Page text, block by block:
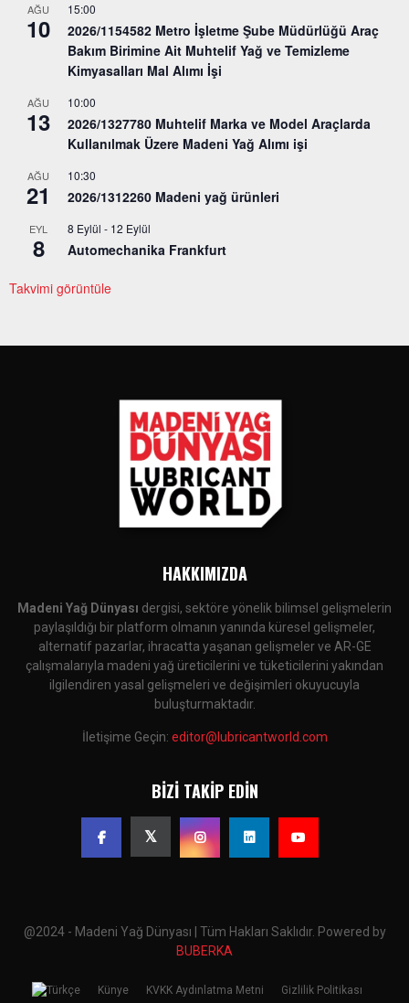
AĞU
10
15:00
2026/1154582 Metro İşletme Şube Müdürlüğü Araç
Bakım Birimine Ait Muhtelif Yağ ve Temizleme
Kimyasalları Mal Alımı İşi
AĞU
13
10:00
2026/1327780 Muhtelif Marka ve Model Araçlarda
Kullanılmak Üzere Madeni Yağ Alımı işi
AĞU
21
10:30
2026/1312260 Madeni yağ ürünleri
EYL
8
8 Eylül - 12 Eylül
Automechanika Frankfurt
Takvimi görüntüle
HAKKIMIZDA
Madeni Yağ Dünyası dergisi, sektöre yönelik bilimsel gelişmelerin
paylaşıldığı bir platform olmanın yanında küresel gelişmeler,
alternatif pazarlar, ihracatta yaşanan gelişmeler ve AR-GE
çalışmalarıyla madeni yağ üreticilerini ve tüketicilerini yakından
ilgilendiren yasal gelişmeleri ve değişimleri okuyucuyla
buluşturmaktadır.
İletişime Geçin: editor@lubricantworld.com
BIZI TAKIP EDIN
@2024 - Madeni Yağ Dünyası | Tüm Hakları Saklıdır. Powered by
BUBERKA
Künye KVKK Aydınlatma Metni Gizlilik Politikası